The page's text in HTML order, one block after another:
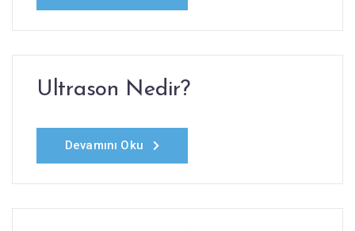
Ultrason Nedir?
Devamını Oku